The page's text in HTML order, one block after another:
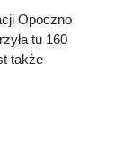
Opoczno
tu 160
także